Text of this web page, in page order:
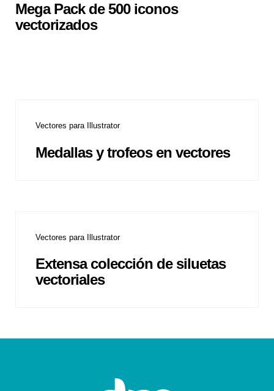
Mega Pack de 500 iconos
vectorizados
Vectores para Illustrator
Medallas y trofeos en vectores
Vectores para Illustrator
Extensa colección de siluetas
vectoriales